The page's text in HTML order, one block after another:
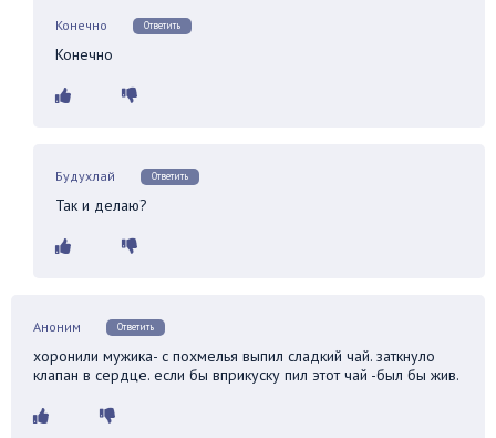
Конечно Ответить
Конечно
Будухлай Ответить
Так и делаю?
Аноним Ответить
хоронили мужика- с похмелья выпил сладкий чай. заткнуло
клапан в сердце. если бы вприкуску пил этот чай -был бы жив.